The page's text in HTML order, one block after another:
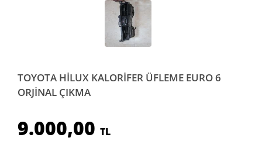
TOYOTA HİLUX KALORİFER ÜFLEME EURO 6
ORJİNAL ÇIKMA
9.000,00 TL